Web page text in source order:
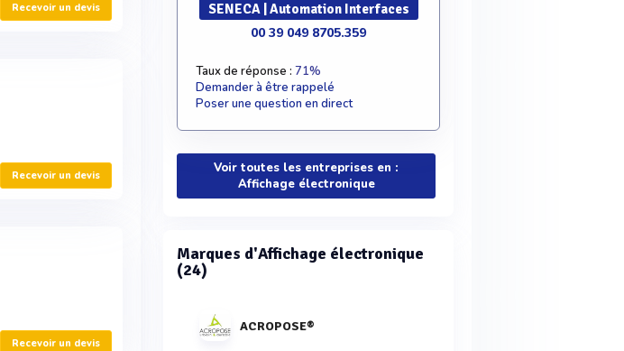
Recevoir un devis
Recevoir un devis
Recevoir un devis
SENECA | Automation Interfaces
00 39 049 8705.359
Taux de réponse : 71%
Demander à être rappelé
Poser une question en direct
Voir toutes les entreprises en :
Affichage électronique
Marques d'Affichage électronique
(24)
ACROPOSE®